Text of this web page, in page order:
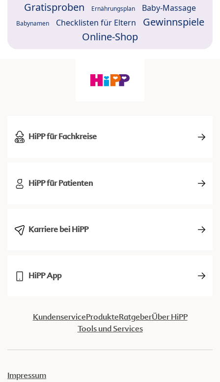
Gratisproben Ernährungsplan Baby-Massage
Babynamen Checklisten für Eltern
Gewinnspiele
Online-Shop
HiPP für Fachkreise
HiPP für Patienten
Karriere bei HiPP
HiPP App
KundenserviceProdukteRatgeberÜber HiPP
Tools und Services
Impressum